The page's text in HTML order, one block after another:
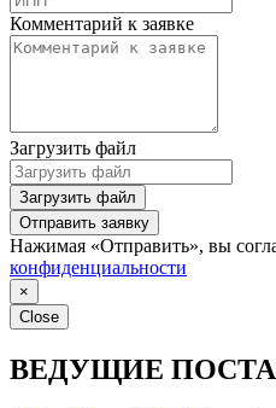
Комментарий к заявке
Загрузить файл
Загрузить файл
Отправить заявку
Нажимая «Отправить», вы
конфиденциальности
×
Close
ВЕДУЩИЕ